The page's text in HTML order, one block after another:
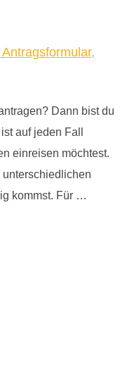
Dann bist du
auf jeden Fall
einreisen möchtest.
kommst. Für …